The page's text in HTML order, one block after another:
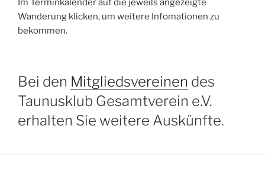
Wanderung klicken, um weitere Infomationen zu
bekommen.
Bei den Mitgliedsvereinen des
Taunusklub Gesamtverein e.V.
erhalten Sie weitere Auskünfte.